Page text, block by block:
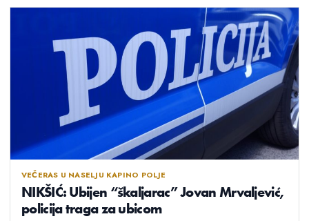
VEČERAS U NASELJU KAPINO POLJE
NIKŠIĆ: Ubijen “škaljarac” Jovan Mrvaljević,
policija traga za ubicom